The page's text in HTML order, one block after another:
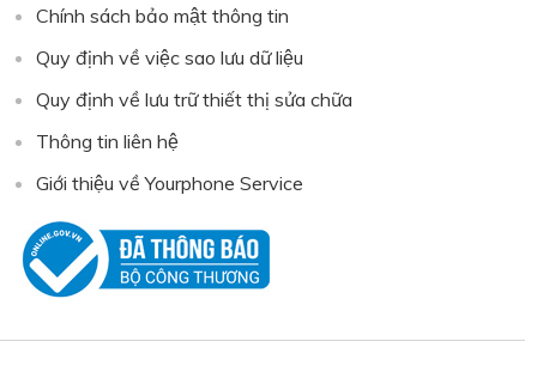
Chính sách bảo mật thông tin
Quy định về việc sao lưu dữ liệu
Quy định về lưu trữ thiết thị sửa chữa
Thông tin liên hệ
Giới thiệu về Yourphone Service